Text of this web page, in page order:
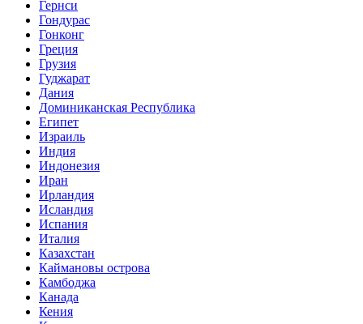
Гернси
Гондурас
Гонконг
Греция
Грузия
Гуджарат
Дания
Доминиканская Республика
Египет
Израиль
Индия
Индонезия
Иран
Ирландия
Исландия
Испания
Италия
Казахстан
Каймановы острова
Камбоджа
Канада
Кения